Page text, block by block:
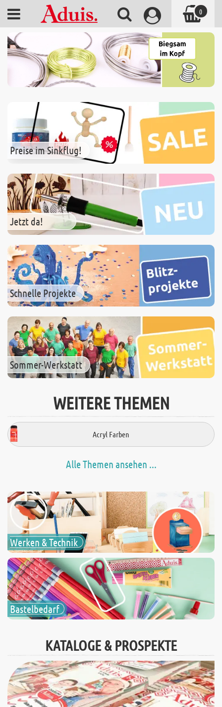
Preise im Sinkflug!
Jetzt da!
Schnelle Projekte
Sommer-Werkstatt
WEITERE THEMEN
Acryl Farben
Alle Themen ansehen ...
Werken & Technik
Bastelbedarf
KATALOGE & PROSPEKTE
0